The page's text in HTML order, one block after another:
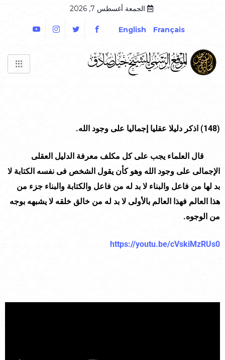
الجمعة أغسطس 7, 2026
Français
English
(148) اذكر دليلا عقليا إجماليا على وجود الله.
قال العلماء يجب على كل مكلف معرفة الدليل العقلى
الإجمالى على وجود الله وهو كأن يقول الشخص فى نفسه الكتابة لا
بد لها من فاعل والبناء لا بد له من فاعل والكتابة والبناء جزء من
هذا العالم فهذا العالم بالأولى لا بد له من خالق خلقه لا يشبهه بوجه
من الوجوه.
https://youtu.be/cVskiMzRUs0